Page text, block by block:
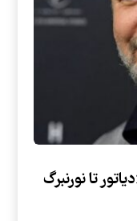
تا نورنبرگ